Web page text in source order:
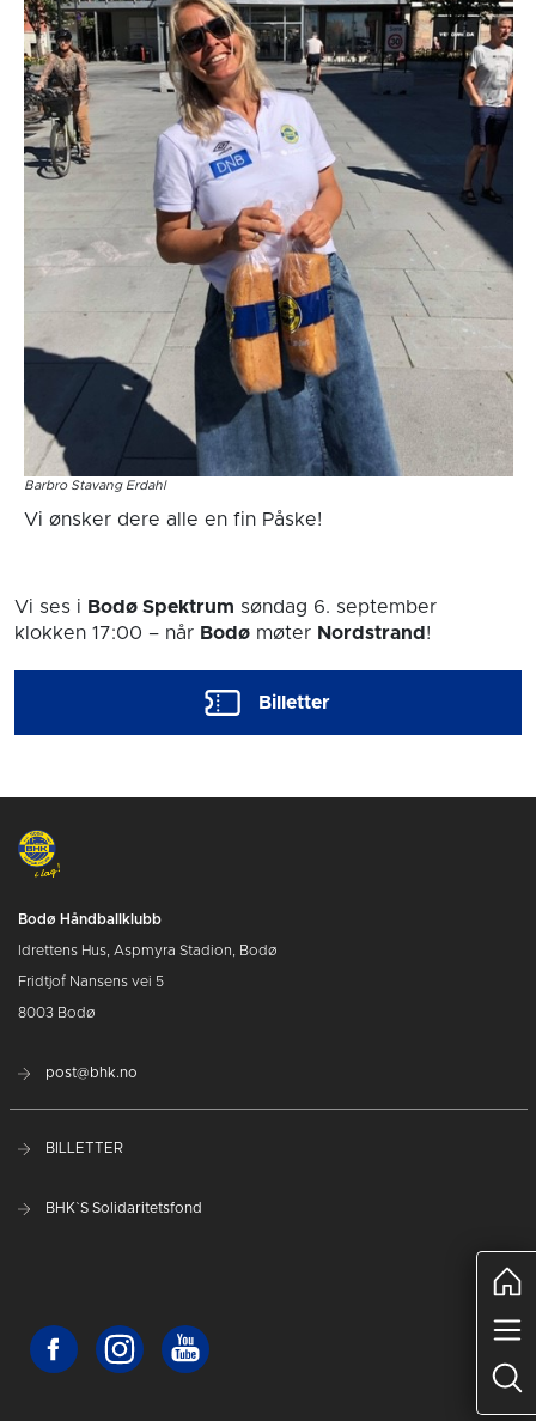
Barbro Stavang Erdahl
Vi ønsker dere alle en fin Påske!
Vi ses i Bodø Spektrum søndag 6. september
klokken 17:00 – når Bodø møter Nordstrand !
Billetter
Bodø Håndballklubb
Idrettens Hus, Aspmyra Stadion, Bodø
Fridtjof Nansens vei 5
8003 Bodø
post@bhk.no
BILLETTER
BHK`S Solidaritetsfond